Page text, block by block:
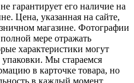
гарантирует его наличие на
Цена, указанная на сайте,
магазине. Фотографии
мере отражать
характеристики могут
упаковки. Мы стараемся
в карточке товара, но
в каждый момент